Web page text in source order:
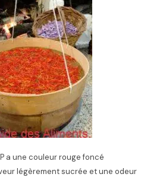
a une couleur rouge foncé
légèrement sucrée et une odeur